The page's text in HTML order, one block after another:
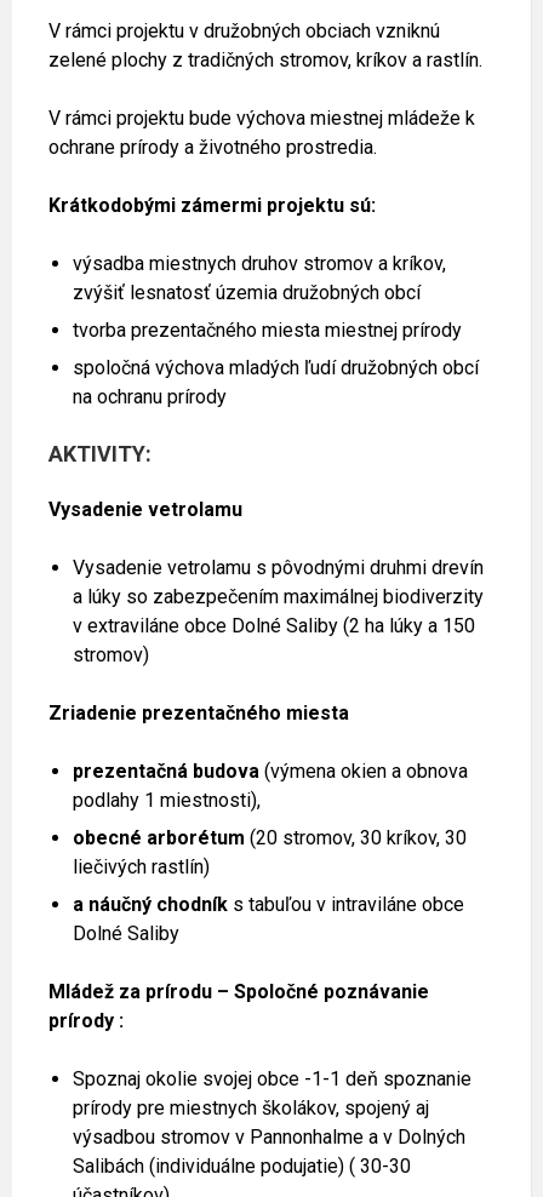
V rámci projektu v družobných obciach vzniknú
zelené plochy z tradičných stromov, kríkov a rastlín.
V rámci projektu bude výchova miestnej mládeže k
ochrane prírody a životného prostredia.
Krátkodobými zámermi projektu sú:
výsadba miestnych druhov stromov a kríkov,
zvýšiť lesnatosť územia družobných obcí
tvorba prezentačného miesta miestnej prírody
spoločná výchova mladých ľudí družobných obcí
na ochranu prírody
AKTIVITY:
Vysadenie vetrolamu
Vysadenie vetrolamu s pôvodnými druhmi drevín
a lúky so zabezpečením maximálnej biodiverzity
v extraviláne obce Dolné Saliby (2 ha lúky a 150
stromov)
Zriadenie prezentačného miesta
prezentačná budova (výmena okien a obnova
podlahy 1 miestnosti),
obecné arborétum (20 stromov, 30 kríkov, 30
liečivých rastlín)
a náučný chodník s tabuľou v intraviláne obce
Dolné Saliby
Mládež za prírodu – Spoločné poznávanie
prírody :
Spoznaj okolie svojej obce -1-1 deň spoznanie
prírody pre miestnych školákov, spojený aj
výsadbou stromov v Pannonhalme a v Dolných
Salibách (individuálne podujatie) ( 30-30